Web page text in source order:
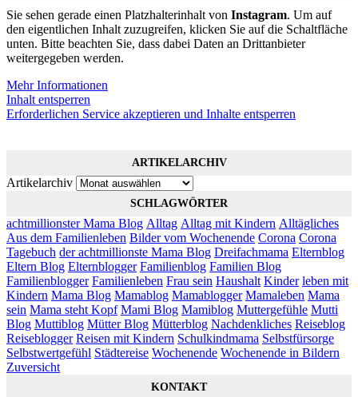
Sie sehen gerade einen Platzhalterinhalt von Instagram. Um auf
den eigentlichen Inhalt zuzugreifen, klicken Sie auf die Schaltfläche
unten. Bitte beachten Sie, dass dabei Daten an Drittanbieter
weitergegeben werden.
Mehr Informationen
Inhalt entsperren
Erforderlichen Service akzeptieren und Inhalte entsperren
ARTIKELARCHIV
Artikelarchiv
SCHLAGWÖRTER
achtmillionster Mama Blog Alltag Alltag mit Kindern Alltägliches
Aus dem Familienleben Bilder vom Wochenende Corona Corona
Tagebuch der achtmillionste Mama Blog Dreifachmama Elternblog
Eltern Blog Elternblogger Familienblog Familien Blog
Familienblogger Familienleben Frau sein Haushalt Kinder leben mit
Kindern Mama Blog Mamablog Mamablogger Mamaleben Mama
sein Mama steht Kopf Mami Blog Mamiblog Muttergefühle Mutti
Blog Muttiblog Mütter Blog Mütterblog Nachdenkliches Reiseblog
Reiseblogger Reisen mit Kindern Schulkindmama Selbstfürsorge
Selbstwertgefühl Städtereise Wochenende Wochenende in Bildern
Zuversicht
KONTAKT